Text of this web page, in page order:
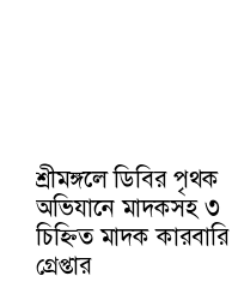
শ্রীমঙ্গলে ডিবির পৃথক
অভিযানে মাদকসহ ৩
চিহ্নিত মাদক কারবারি
গ্রেপ্তার